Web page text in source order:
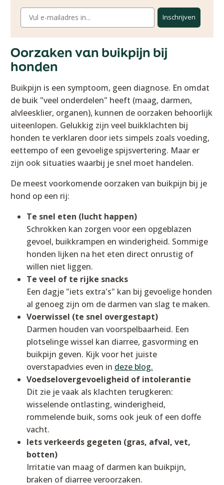
Inschrijven
Oorzaken van buikpijn bij
honden
Buikpijn is een symptoom, geen diagnose. En omdat
de buik "veel onderdelen" heeft (maag, darmen,
alvleesklier, organen), kunnen de oorzaken behoorlijk
uiteenlopen. Gelukkig zijn veel buikklachten bij
honden te verklaren door iets simpels zoals voeding,
eettempo of een gevoelige spijsvertering. Maar er
zijn ook situaties waarbij je snel moet handelen.
De meest voorkomende oorzaken van buikpijn bij je
hond op een rij:
Te snel eten (lucht happen)
Schrokken kan zorgen voor een opgeblazen
gevoel, buikkrampen en winderigheid. Sommige
honden lijken na het eten direct onrustig of
willen niet liggen.
Te veel of te rijke snacks
Een dagje "iets extra's" kan bij gevoelige honden
al genoeg zijn om de darmen van slag te maken.
Voerwissel (te snel overgestapt)
Darmen houden van voorspelbaarheid. Een
plotselinge wissel kan diarree, gasvorming en
buikpijn geven. Kijk voor het juiste
overstapadvies even in deze blog.
Voedselovergevoeligheid of intolerantie
Dit zie je vaak als klachten terugkeren:
wisselende ontlasting, winderigheid,
rommelende buik, soms ook jeuk of een doffe
vacht.
Iets verkeerds gegeten (gras, afval, vet,
botten)
Irritatie van maag of darmen kan buikpijn,
braken of diarree veroorzaken.